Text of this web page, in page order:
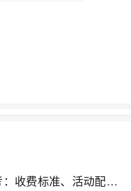
2026年阿里云轻量服务器选购参考：收费标准、活动配置与优惠价格解析